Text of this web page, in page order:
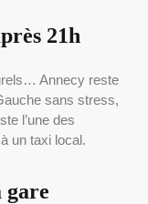
21h
Annecy reste
sans stress,
l’une des
un taxi local.
gare